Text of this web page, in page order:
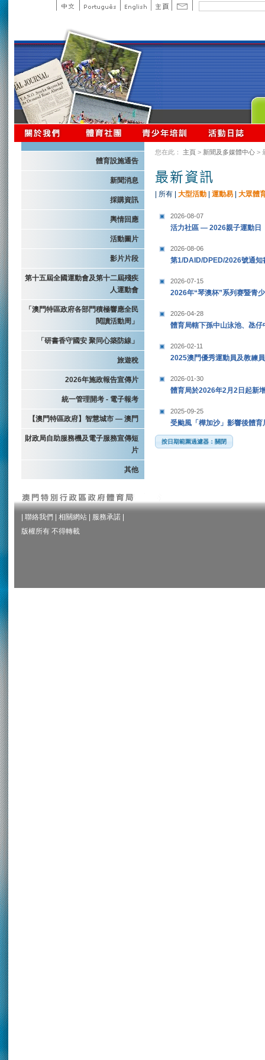
體育設施通告
新聞消息
採購資訊
輿情回應
活動圖片
影片片段
第十五屆全國運動會及第十二屆殘疾
人運動會
「澳門特區政府各部門積極響應全民
閱讀活動周」
「研書香守國安 聚同心築防線」
旅遊稅
2026年施政報告宣傳片
統一管理開考 - 電子報考
【澳門特區政府】智慧城市 — 澳門
財政局自助服務機及電子服務宣傳短
片
其他
您在此： 主頁 > 新聞及多媒體中心 >
所有 大型活動 運動易 大眾體
2026-08-07
活力社區 — 2026親子運動日
2026-08-06
第1/DAID/DPED/2026號通知
2026-07-15
2026年“琴澳杯”系列赛暨青
2026-04-28
體育局轄下孫中山泳池、氹
2026-02-11
2025澳門優秀運動員及教練
2026-01-30
體育局於2026年2月2日起新
2025-09-25
受颱風「樺加沙」影響後體
按日期範圍過濾器：關閉
聯絡我們 相關網站 服務承諾
版權所有 不得轉載